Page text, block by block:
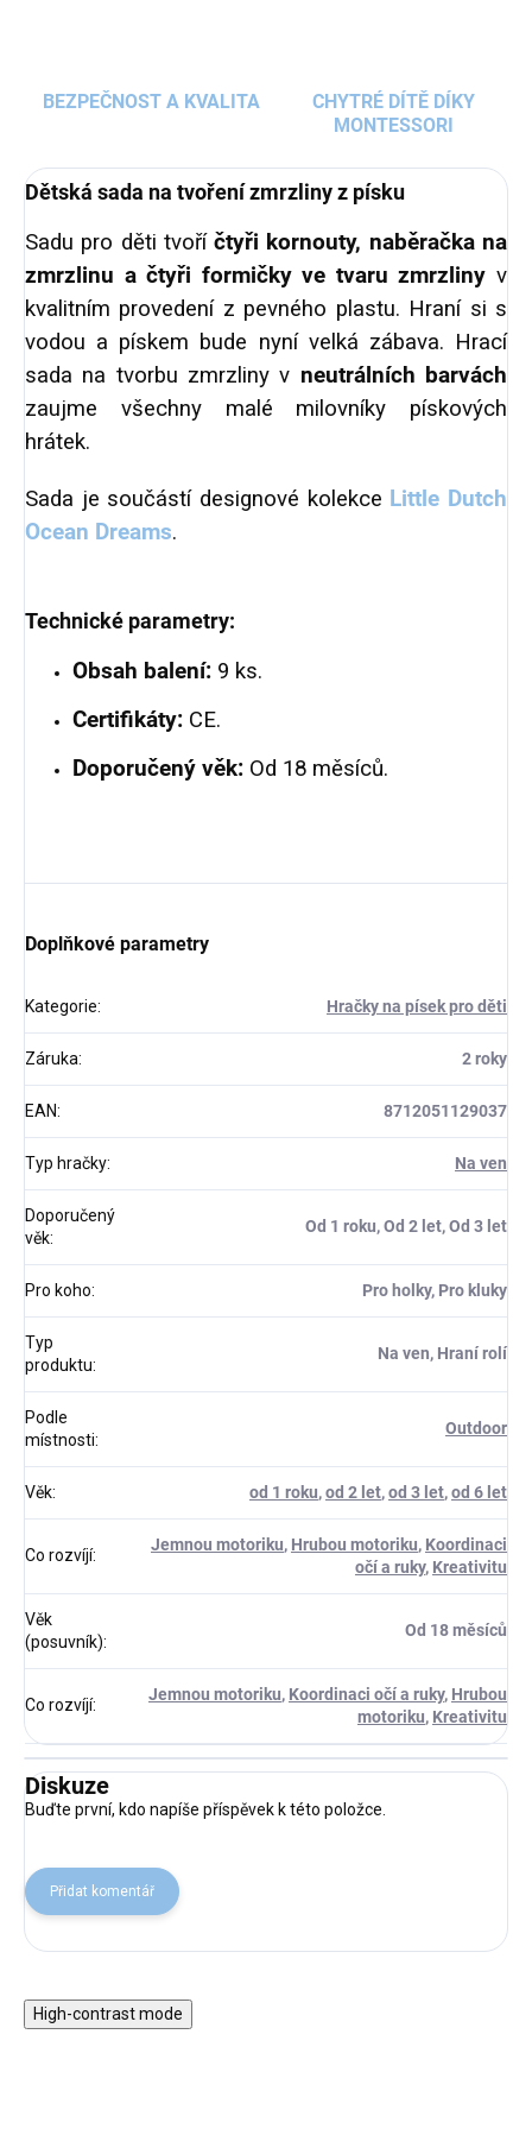
BEZPEČNOST A KVALITA
CHYTRÉ DÍTĚ DÍKY
MONTESSORI
Dětská sada na tvoření zmrzliny z písku
Sadu pro děti tvoříčtyři kornouty, naběračka na
zmrzlinu a čtyři formičky ve tvaru zmrzliny v
kvalitním provedení z pevného plastu. Hraní si s
vodou a pískem bude nyní velká zábava. Hrací
sada na tvorbu zmrzliny v neutrálních barvách
zaujme všechny malé milovníky pískových
hrátek.
Sada je součástí designové kolekce Little Dutch
Ocean Dreams.
Technické parametry:
Obsah balení: 9 ks.
Certifikáty: CE.
Doporučený věk: Od 18 měsíců.
Doplňkové parametry
Kategorie: Hračky na písek pro děti
Záruka: 2 roky
EAN: 8712051129037
Typ hračky: Na ven
Doporučený
věk:
Od 1 roku, Od 2 let, Od 3 let
Pro koho: Pro holky, Pro kluky
Typ
produktu:
Na ven, Hraní rolí
Podle
místnosti:
Outdoor
Věk: od 1 roku,od 2 let,od 3 let,od 6 let
Co rozvíjí:
Jemnou motoriku, Hrubou motoriku, Koordinaci
očí a ruky, Kreativitu
Věk
(posuvník):
Od 18 měsíců
Co rozvíjí:
Jemnou motoriku, Koordinaci očí a ruky, Hrubou
motoriku, Kreativitu
Diskuze
Buďte první, kdo napíše příspěvek k této položce.
Přidat komentář
High-contrast mode